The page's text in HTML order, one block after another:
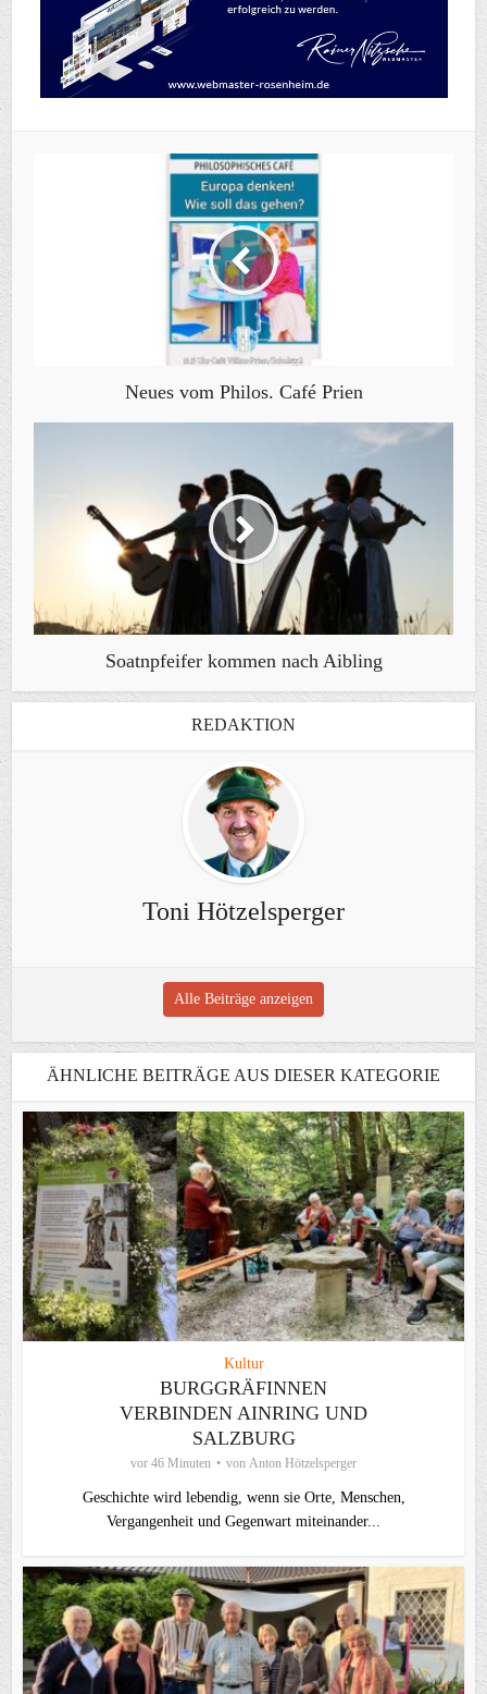
Neues vom Philos. Café Prien
Soatnpfeifer kommen nach Aibling
REDAKTION
Toni Hötzelsperger
Alle Beiträge anzeigen
ÄHNLICHE BEITRÄGE AUS DIESER KATEGORIE
Kultur
BURGGRÄFINNEN
VERBINDEN AINRING UND
SALZBURG
vor 46 Minuten von Anton Hötzelsperger
Geschichte wird lebendig, wenn sie Orte, Menschen,
Vergangenheit und Gegenwart miteinander...